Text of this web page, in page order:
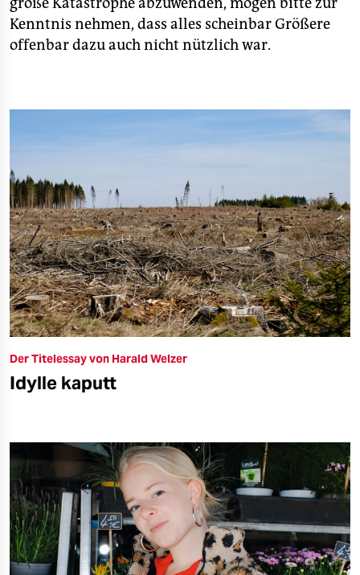
große Katastrophe abzuwenden, mögen bitte zur
Kenntnis nehmen, dass alles scheinbar Größere
offenbar dazu auch nicht nützlich war.
Der Titelessay von Harald Welzer
Idylle kaputt